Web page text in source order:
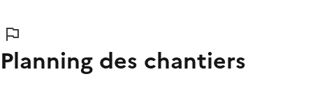
Planning des chantiers